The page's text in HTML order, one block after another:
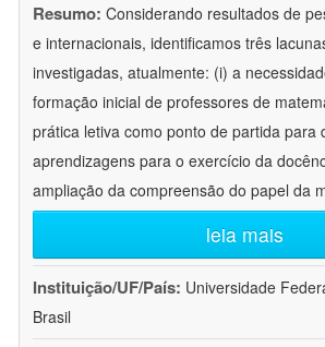
Resumo: Considerando resultados de
e internacionais, identificamos três
investigadas, atualmente: (i) a
formação inicial de professores de
prática letiva como ponto de partida para
aprendizagens para o exercício da
ampliação da compreensão do papel da
leia mais
Instituição/UF/País: Universidade
Brasil